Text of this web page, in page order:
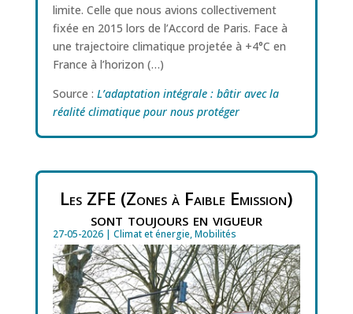
limite. Celle que nous avions collectivement
fixée en 2015 lors de l’Accord de Paris. Face à
une trajectoire climatique projetée à +4°C en
France à l’horizon (…)
Source : L’adaptation intégrale : bâtir avec la
réalité climatique pour nous protéger
Les ZFE (Zones à Faible Emission)
sont toujours en vigueur
27-05-2026| Climat et énergie,Mobilités